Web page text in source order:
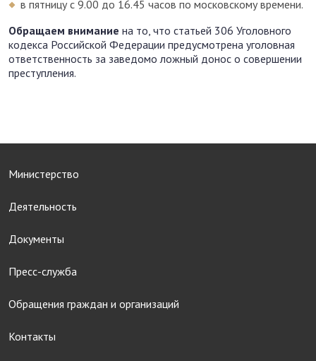
в пятницу с 9.00 до 16.45 часов по московскому времени.
Обращаем внимание на то, что статьей 306 Уголовного
кодекса Российской Федерации предусмотрена уголовная
ответственность за заведомо ложный донос о совершении
преступления.
Министерство
Деятельность
Документы
Пресс-служба
Обращения граждан и организаций
Контакты